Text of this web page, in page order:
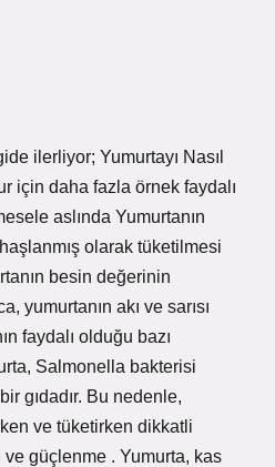
ilerliyor; Yumurtayı Nasıl
için daha fazla örnek faydalı
aslında Yumurtanın
olarak tüketilmesi
besin değerinin
yumurtanın akı ve sarısı
faydalı olduğu bazı
Salmonella bakterisi
gıdadır. Bu nedenle,
ve tüketirken dikkatli
ve güçlenme . Yumurta, kas